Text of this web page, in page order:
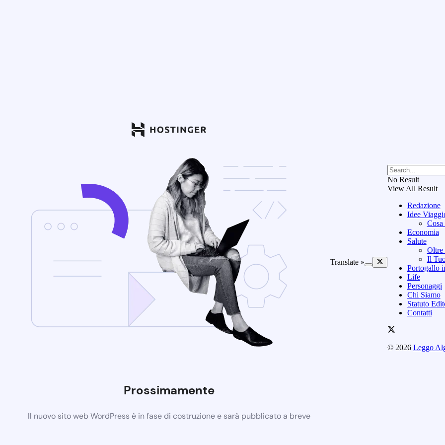
Prossimamente
Il nuovo sito web WordPress è in fase di costruzione e sarà pubblicato a breve
Translate »
No Result
View All Result
Redazione
Idee
Economia
Salute
Oltre
Il
Portogallo
Life
Personaggi
Chi Siamo
Statuto
Contatti
© 2026 Leggo